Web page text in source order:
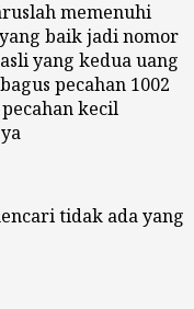
memenuhi
baik jadi nomor
yang kedua uang
pecahan 1002
kecil
tidak ada yang